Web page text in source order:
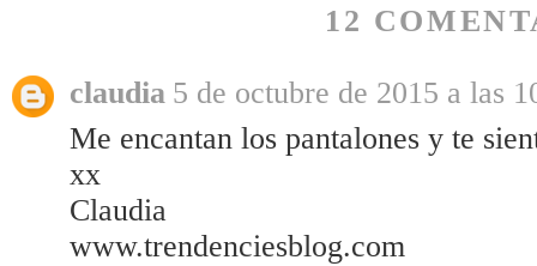
12
claudia 5 de octubre de 2015 a las
Me encantan los pantalones y te
xx
Claudia
www.trendenciesblog.com